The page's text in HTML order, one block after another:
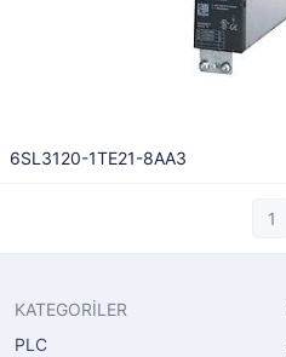
6SL3120-1TE21-8AA3
1
KATEGORİLER
PLC